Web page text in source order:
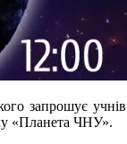
запрошує
«Планета ЧНУ».